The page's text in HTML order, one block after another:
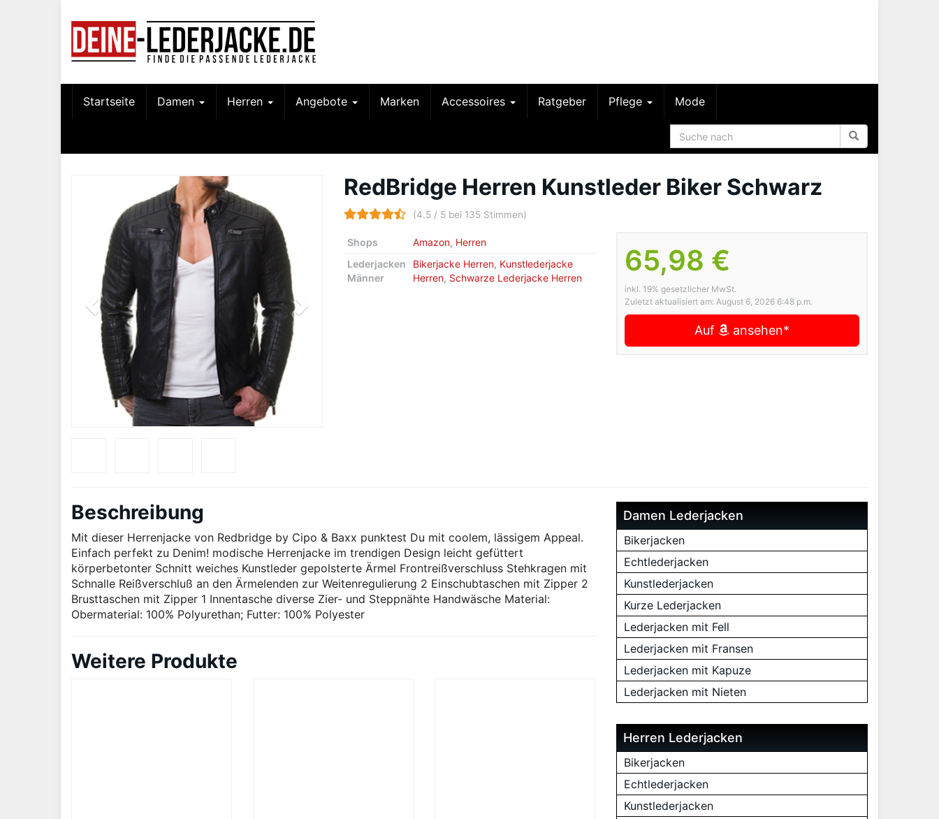
Startseite Damen Herren Angebote Marken Accessoires Ratgeber Pflege Mode
RedBridge Herren Kunstleder Biker Schwarz
(4.5 / 5 bei 135 Stimmen)
65,98 €
inkl. 19% gesetzlicher MwSt.
Zuletzt aktualisiert am: August 6, 2026 6:48 p.m.
Auf ansehen*
Shops Amazon, Herren
Lederjacken
Männer
Bikerjacke Herren, Kunstlederjacke
Herren, Schwarze Lederjacke Herren
Beschreibung
Mit dieser Herrenjacke von Redbridge by Cipo & Baxx punktest Du mit coolem, lässigem Appeal.
Einfach perfekt zu Denim! modische Herrenjacke im trendigen Design leicht gefüttert
körperbetonter Schnitt weiches Kunstleder gepolsterte Ärmel Frontreißverschluss Stehkragen mit
Schnalle Reißverschluß an den Ärmelenden zur Weitenregulierung 2 Einschubtaschen mit Zipper 2
Brusttaschen mit Zipper 1 Innentasche diverse Zier- und Steppnähte Handwäsche Material:
Obermaterial: 100% Polyurethan; Futter: 100% Polyester
Weitere Produkte
Damen Lederjacken
Bikerjacken
Echtlederjacken
Kunstlederjacken
Kurze Lederjacken
Lederjacken mit Fell
Lederjacken mit Fransen
Lederjacken mit Kapuze
Lederjacken mit Nieten
Herren Lederjacken
Bikerjacken
Echtlederjacken
Kunstlederjacken